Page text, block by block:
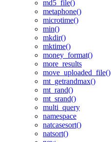
md5_file()
metaphone()
microtime()
min()
mkdir()
mktime()
money_format()
more_results
move_uploaded_file()
mt_getrandmax()
mt_rand()
mt_srand()
multi_query
namespace
natcasesort()
natsort()